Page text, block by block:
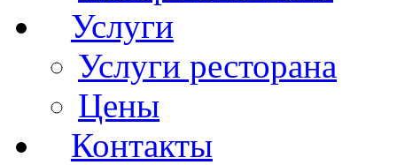
Услуги
Услуги ресторана
Цены
Контакты